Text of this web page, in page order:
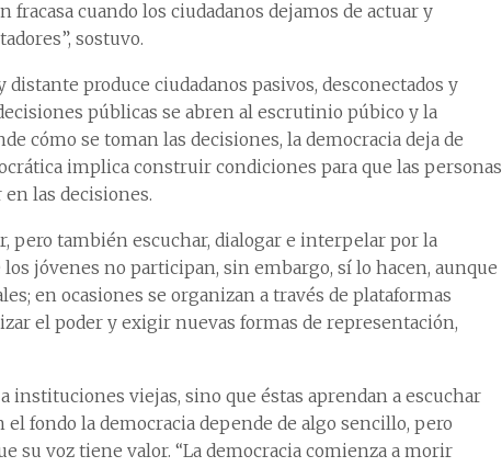
cuando los ciudadanos dejamos de actuar y
sostuvo.
produce ciudadanos pasivos, desconectados y
públicas se abren al escrutinio púbico y la
cómo se toman las decisiones, la democracia deja de
implica construir condiciones para que las personas
las decisiones.
pero también escuchar, dialogar e interpelar por la
los jóvenes no participan, sin embargo, sí lo hacen, aunque
en ocasiones se organizan a través de plataformas
el poder y exigir nuevas formas de representación,
instituciones viejas, sino que éstas aprendan a escuchar
el fondo la democracia depende de algo sencillo, pero
su voz tiene valor. “La democracia comienza a morir